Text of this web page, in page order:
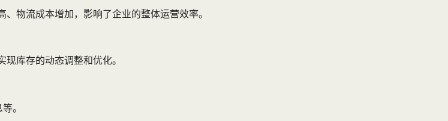
物流成本增加，影响了企业的整体运营效率。
库存的动态调整和优化。
。